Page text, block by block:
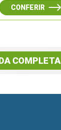
CONFERIR
COMPLETA